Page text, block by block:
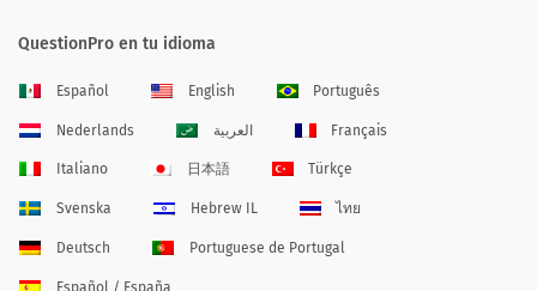
QuestionPro en tu idioma
Español English Português
Nederlands العربية Français
Italiano 日本語 Türkçe
Svenska Hebrew IL ไทย
Deutsch Portuguese de Portugal
Español / España